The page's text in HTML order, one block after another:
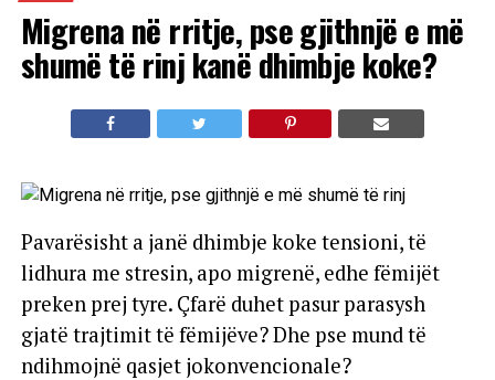
Migrena në rritje, pse gjithnjë e më
shumë të rinj kanë dhimbje koke?
Pavarësisht a janë dhimbje koke tensioni, të
lidhura me stresin, apo migrenë, edhe fëmijët
preken prej tyre. Çfarë duhet pasur parasysh
gjatë trajtimit të fëmijëve? Dhe pse mund të
ndihmojnë qasjet jokonvencionale?